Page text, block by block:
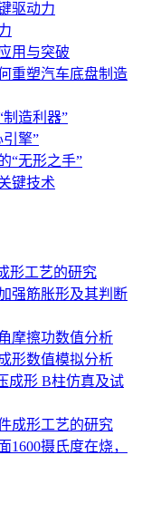
驱动力
用与突破
重塑汽车底盘制造
造利器”
擎”
“无形之手”
键技术
形工艺的研究
强筋胀形及其判断
摩擦功数值分析
形数值模拟分析
成形 B柱仿真及试
成形工艺的研究
摄氏度在烧，